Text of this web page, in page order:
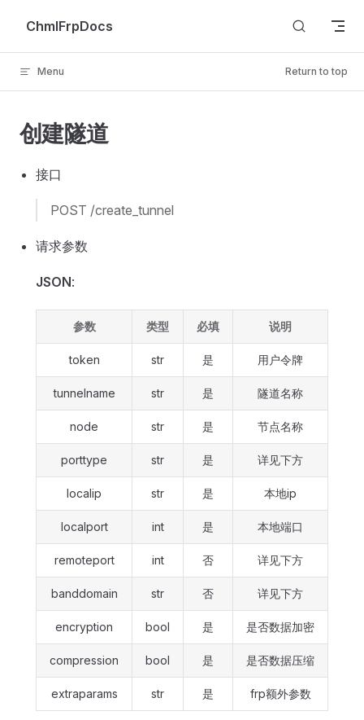
Skip to content
ChmlFrpDocs
Menu Return to top
创建隧道
接口
POST /create_tunnel
请求参数
JSON:
参数 类型 必填 说明
token str 是 用户令牌
tunnelname str 是 隧道名称
node str 是 节点名称
porttype str 是 详见下方
localip str 是 本地ip
localport int 是 本地端口
remoteport int 否 详见下方
banddomain str 否 详见下方
encryption bool 是 是否数据加密
compression bool 是 是否数据压缩
extraparams str 是 frp额外参数